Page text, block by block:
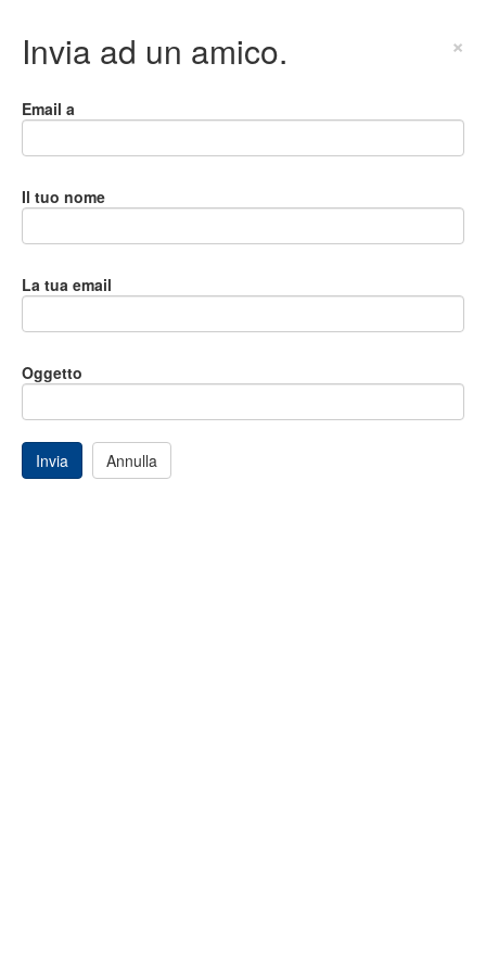
Invia ad un amico. ×
Email a
Il tuo nome
La tua email
Oggetto
Invia Annulla